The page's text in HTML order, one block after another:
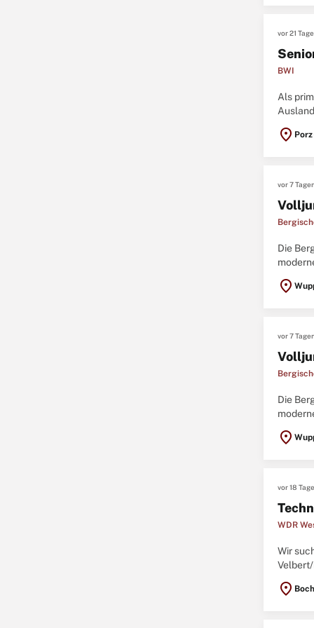
vor 21
BWI
Als
location_on Porz
vor 7
Die
location_on
vor 7
Die
location_on
vor 18
WDR
Wir
location_on